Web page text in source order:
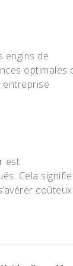
engins de
optimales
entreprise
est
Cela signifie
coûteux